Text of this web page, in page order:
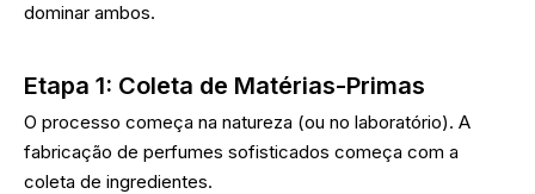
dominar ambos.
Etapa 1: Coleta de Matérias-Primas
O processo começa na natureza (ou no laboratório). A
fabricação de perfumes sofisticados começa com a
coleta de ingredientes.